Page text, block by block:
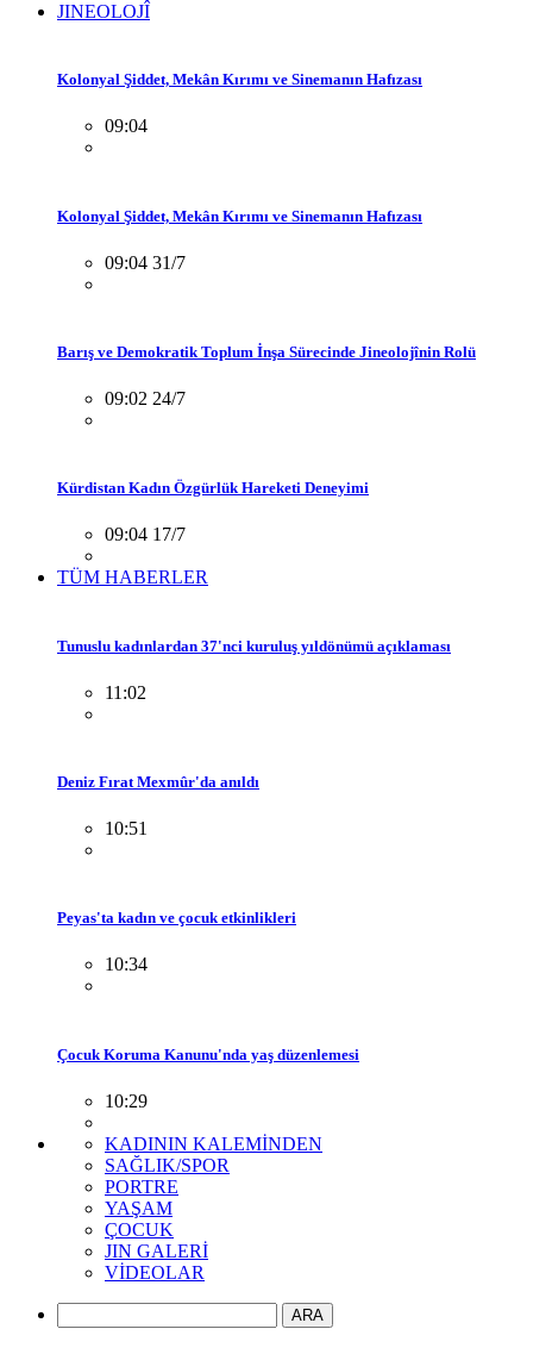
JINEOLOJÎ
Kolonyal Şiddet, Mekân Kırımı ve Sinemanın Hafızası
09:04
Kolonyal Şiddet, Mekân Kırımı ve Sinemanın Hafızası
09:04 31/7
Barış ve Demokratik Toplum İnşa Sürecinde Jineolojînin Rolü
09:02 24/7
Kürdistan Kadın Özgürlük Hareketi Deneyimi
09:04 17/7
TÜM HABERLER
Tunuslu kadınlardan 37'nci kuruluş yıldönümü açıklaması
11:02
Deniz Fırat Mexmûr'da anıldı
10:51
Peyas'ta kadın ve çocuk etkinlikleri
10:34
Çocuk Koruma Kanunu'nda yaş düzenlemesi
10:29
KADININ KALEMİNDEN
SAĞLIK/SPOR
PORTRE
YAŞAM
ÇOCUK
JIN GALERİ
VİDEOLAR
ARA